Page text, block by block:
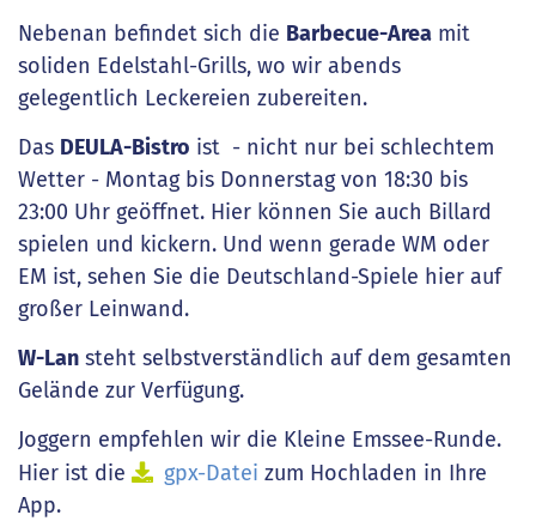
Nebenan befindet sich die Barbecue-Area mit
soliden Edelstahl-Grills, wo wir abends
gelegentlich Leckereien zubereiten.
Das DEULA-Bistro ist - nicht nur bei schlechtem
Wetter - Montag bis Donnerstag von 18:30 bis
23:00 Uhr geöffnet. Hier können Sie auch Billard
spielen und kickern. Und wenn gerade WM oder
EM ist, sehen Sie die Deutschland-Spiele hier auf
großer Leinwand.
W-Lan steht selbstverständlich auf dem gesamten
Gelände zur Verfügung.
Joggern empfehlen wir die Kleine Emssee-Runde.
Hier ist die
gpx-Datei zum Hochladen in Ihre
App.